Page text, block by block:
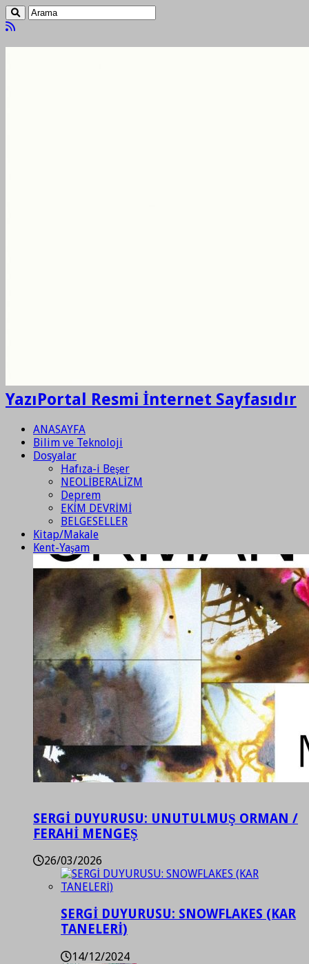
YazıPortal Resmi İnternet Sayfasıdır
ANASAYFA
Bilim ve Teknoloji
Dosyalar
Hafıza-i Beşer
NEOLİBERALİZM
Deprem
EKİM DEVRİMİ
BELGESELLER
Kitap/Makale
Kent-Yaşam
SERGİ DUYURUSU: UNUTULMUŞ ORMAN /
FERAHİ MENGEŞ
26/03/2026
SERGİ DUYURUSU: SNOWFLAKES (KAR
TANELERİ)
14/12/2024